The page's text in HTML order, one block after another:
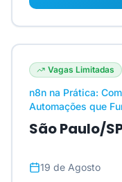
Vagas Limitadas
n8n na Prática:
Automações que
São Paulo/
19 de Agosto